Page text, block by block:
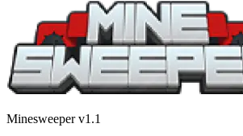
Minesweeper v1.1